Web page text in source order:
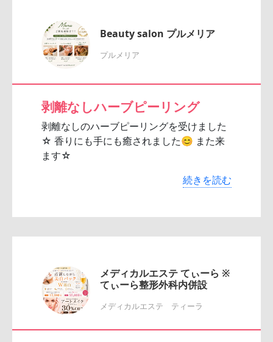
Beauty salon プルメリア
プルメリア
剥離なしハーブピーリング
剥離なしのハーブピーリングを受けました
☆ 香りにも手にも癒されました😊 また来
ます☆
続きを読む
メディカルエステ てぃーら ※
てぃーら整形外科内併設
メディカルエステ ティーラ